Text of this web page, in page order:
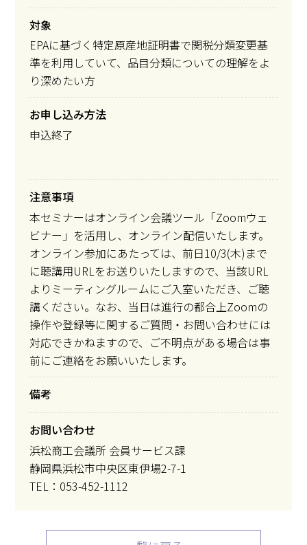
対象
EPAに基づく特定原産地証明書で関税分類変更基
準を利用していて、品目分類についての理解をよ
り深めたい方
お申し込み方法
申込終了
注意事項
本セミナーはオンライン会議ツール「Zoomウェ
ビナー」を活用し、オンライン配信いたします。
オンライン参加にあたっては、前日10/3(木)まで
に聴講用URLをお送りいたしますので、当該URL
よりミーティングルームにご入室いただき、ご聴
講ください。なお、当日は進行の都合上Zoomの
操作や登録等に関するご質問・お問い合わせには
対応できかねますので、ご不明点がある場合は事
前にご連絡をお願いいたします。
備考
お問い合わせ
浜松商工会議所 会員サービス課
静岡県浜松市中央区東伊場2-7-1
TEL：053-452-1112